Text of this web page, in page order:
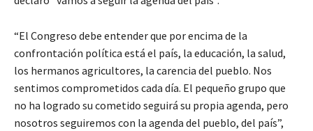
“El Congreso debe entender que por encima de la
confrontación política está el país, la educación, la salud,
los hermanos agricultores, la carencia del pueblo. Nos
sentimos comprometidos cada día. El pequeño grupo que
no ha logrado su cometido seguirá su propia agenda, pero
nosotros seguiremos con la agenda del pueblo, del país”,